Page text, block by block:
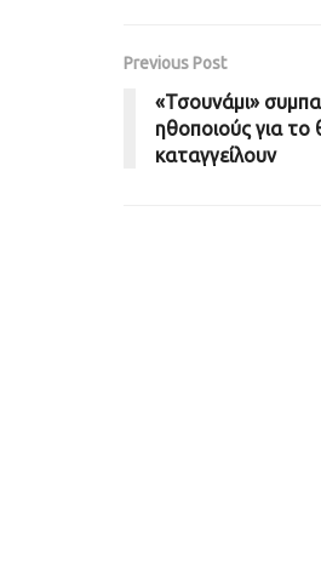
Previous Post
«Τσουνάμι»
ηθοποιούς για
καταγγείλουν